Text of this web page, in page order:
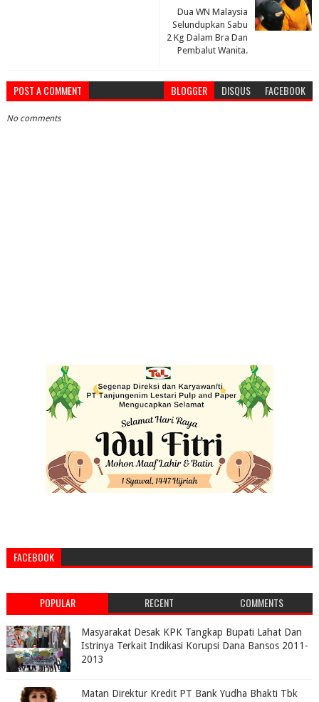
Dua WN Malaysia
Selundupkan Sabu
2 Kg Dalam Bra Dan
Pembalut Wanita.
POST A COMMENT BLOGGER DISQUS FACEBOOK
No comments
FACEBOOK
POPULAR RECENT COMMENTS
Masyarakat Desak KPK Tangkap Bupati Lahat Dan
Istrinya Terkait Indikasi Korupsi Dana Bansos 2011-
2013
Matan Direktur Kredit PT Bank Yudha Bhakti Tbk